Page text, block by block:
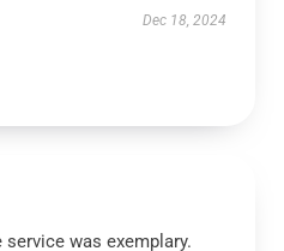
Dec 18, 2024
was exemplary.